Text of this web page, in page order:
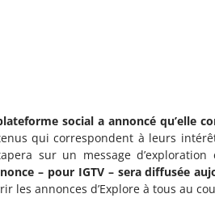
social a annoncé qu’elle
qui correspondent à leurs
sur un message
– pour IGTV – sera diffusée
les annonces d’Explore à tous au